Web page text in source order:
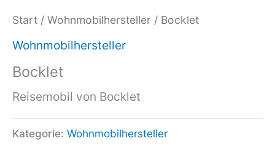
Start / Wohnmobilhersteller / Bocklet
Wohnmobilhersteller
Bocklet
Reisemobil von Bocklet
Kategorie: Wohnmobilhersteller